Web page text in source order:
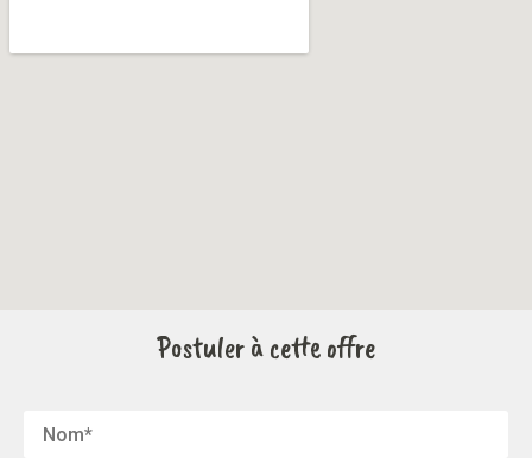
Postuler à cette offre